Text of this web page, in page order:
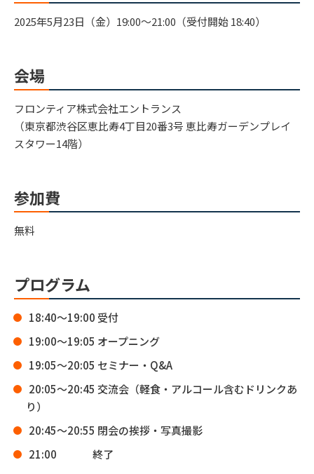
2025年5月23日（金）19:00～21:00（受付開始 18:40）
会場
フロンティア株式会社エントランス
（東京都渋谷区恵比寿4丁目20番3号 恵比寿ガーデンプレイ
スタワー14階）
参加費
無料
プログラム
18:40～19:00 受付
19:00～19:05 オープニング
19:05～20:05 セミナー・Q&A
20:05～20:45 交流会（軽食・アルコール含むドリンクあ
り）
20:45～20:55 閉会の挨拶・写真撮影
21:00 終了